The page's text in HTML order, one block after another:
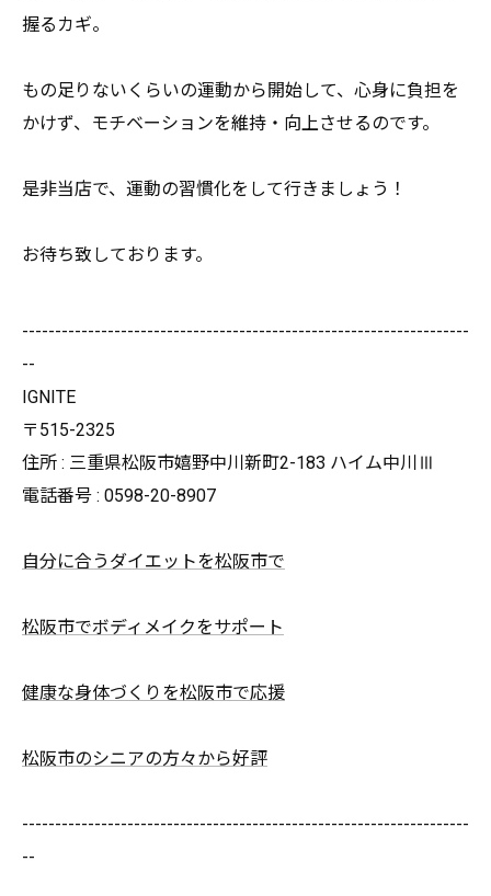
握るカギ。
もの足りないくらいの運動から開始して、心身に負担を
かけず、
モチベーションを維持・向上させるのです。
是非当店で、運動の習慣化をして行きましょう！
お待ち致しております。
--------------------------------------------------------------------
--
IGNITE
〒515-2325
住所 : 三重県松阪市嬉野中川新町2-183 ハイム中川Ⅲ
電話番号 : 0598-20-8907
自分に合うダイエットを松阪市で
松阪市でボディメイクをサポート
健康な身体づくりを松阪市で応援
松阪市のシニアの方々から好評
--------------------------------------------------------------------
--